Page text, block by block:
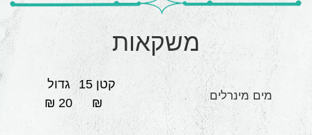
משקאות
מים מינרלים
גדול
20 ₪
קטן 15
₪